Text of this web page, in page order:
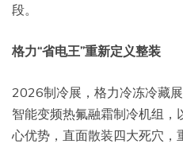
段。
格力“省电王”重新定义整装
2026制冷展，格力冷冻冷藏
智能变频热氟融霜制冷机组，
心优势，直面散装四大死穴，